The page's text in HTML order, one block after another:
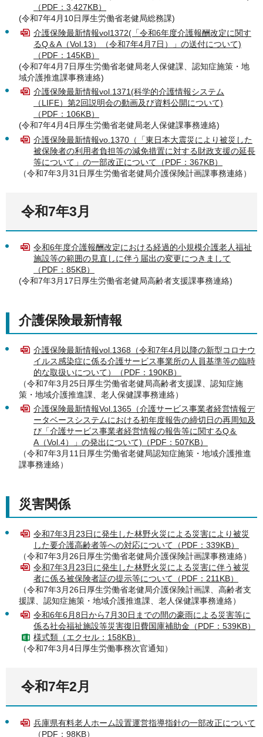
（PDF：3,427KB）
(令和7年4月10日厚生労働省老健局総務課)
介護保険最新情報vol1372(「令和6年度介護報酬改定に関す
るQ＆A（Vol.13）（令和7年4月7日）」の送付について)
（PDF：145KB）
(令和7年4月7日厚生労働省老健局老人保健課、認知症施策・地
域介護推進課事務連絡)
介護保険最新情報vol.1371(科学的介護情報システム
（LIFE）第2回説明会の動画及び資料公開について)
（PDF：106KB）
(令和7年4月4日厚生労働省老健局老人保健課事務連絡)
介護保険最新情報vo.1370（「東日本大震災により被災した
被保険者の利用者負担等の減免措置に対する財政支援の延長
等について」の一部改正について（PDF：367KB）
（令和7年3月31日厚生労働省老健局介護保険計画課事務連絡）
令和7年3月
令和6年度介護報酬改定における経過的小規模介護老人福祉
施設等の範囲の見直しに伴う届出の変更につきまして
（PDF：85KB）
(令和7年3月17日厚生労働省老健局高齢者支援課事務連絡)
介護保険最新情報
介護保険最新情報vol.1368（令和7年4月以降の新型コロナウ
イルス感染症に係る介護サービス事業所の人員基準等の臨時
的な取扱いについて）（PDF：190KB）
（令和7年3月25日厚生労働省老健局高齢者支援課、認知症施
策・地域介護推進課、老人保健課事務連絡）
介護保険最新情報Vol.1365（介護サービス事業者経営情報デ
ータベースシステムにおける初年度報告の締切日の再周知及
び「介護サービス事業者経営情報の報告等に関するQ＆
A（Vol.4）」の発出について)（PDF：507KB）
（令和7年3月11日厚生労働省老健局認知症施策・地域介護推進
課事務連絡）
災害関係
令和7年3月23日に発生した林野火災による災害により被災
した要介護高齢者等への対応について（PDF：339KB）
（令和7年3月26日厚生労働省老健局介護保険計画課事務連絡）
令和7年3月23日に発生した林野火災による災害に伴う被災
者に係る被保険者証の提示等について（PDF：211KB）
（令和7年3月26日厚生労働省老健局介護保険計画課、高齢者支
援課、認知症施策・地域介護推進課、老人保健課事務連絡）
令和6年6月8日から7月30日までの間の豪雨による災害等に
係る社会福祉施設等災害復旧費国庫補助金（PDF：539KB）
様式類（エクセル：158KB）
（令和7年3月4日厚生労働事務次官通知）
令和7年2月
兵庫県有料老人ホーム設置運営指導指針の一部改正について
（PDF：98KB）